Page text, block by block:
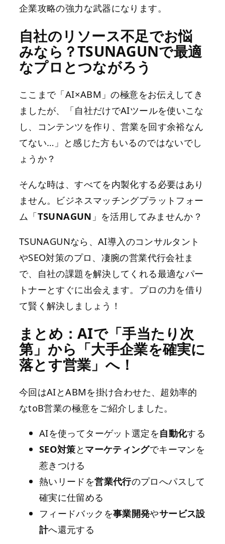
企業攻略の強力な武器になります。
自社のリソース不足でお悩
みなら？TSUNAGUNで最適
なプロとつながろう
ここまで「AI×ABM」の極意をお伝えしてき
ましたが、「自社だけでAIツールを使いこな
し、コンテンツを作り、営業を回す余裕なん
てない…」と感じた方もいるのではないでし
ょうか？
そんな時は、すべてを内製化する必要はあり
ません。ビジネスマッチングプラットフォー
ム「TSUNAGUN 」を活用してみませんか？
TSUNAGUNなら、AI導入のコンサルタント
やSEO対策のプロ、凄腕の営業代行会社ま
で、自社の課題を解決してくれる最適なパー
トナーとすぐに出会えます。プロの力を借り
て賢く解決しましょう！
まとめ：AIで「手当たり次
第」から「大手企業を確実に
落とす営業」へ！
今回はAIとABMを掛け合わせた、超効率的
なtoB営業の極意をご紹介しました。
AIを使ってターゲット選定を自動化する
SEO対策と マーケティングでキーマンを
惹きつける
熱いリードを営業代行のプロへパスして
確実に仕留める
フィードバックを事業開発やサービス設
計へ還元する